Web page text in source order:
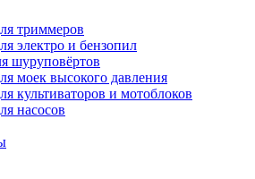
триммеров
электро и бензопил
шуруповёртов
моек высокого давления
культиваторов и мотоблоков
насосов